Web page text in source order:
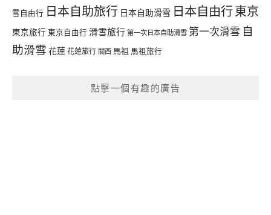
雪自由行 日本自助旅行 日本自助滑雪 日本自由行東京
東京旅行 東京自由行 滑雪旅行 第一次日本自助滑雪 第一次滑雪 自
助滑雪 花蓮花蓮旅行 關西 馬祖 馬祖旅行
點擊一個有趣的廣告